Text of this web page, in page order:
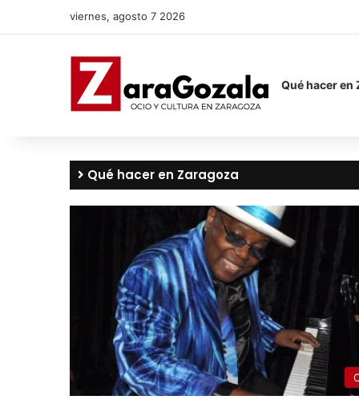
viernes, agosto 7 2026
Qué hacer en
Qué hacer en Zaragoza